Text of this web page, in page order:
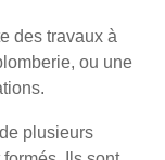
des travaux à
ou une
plusieurs